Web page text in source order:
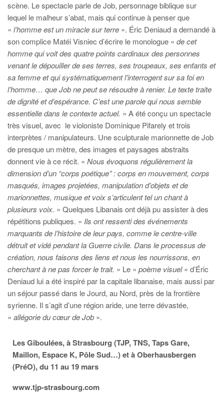
scène. Le spectacle parle de Job, personnage biblique sur
lequel le malheur s’abat, mais qui continue à penser que
« l’homme est un miracle sur terre ». Éric Deniaud a demandé à
son complice Matéi Visniec d’écrire le monologue « de cet
homme qui voit des quatre points cardinaux des personnes
venant le dépouiller de ses terres, ses troupeaux, ses enfants et
sa femme et qui systématiquement l’interrogent sur sa foi en
l’homme… que Job ne peut se résoudre à renier. Le texte traite
de dignité et d’espérance. C’est une parole qui nous semble
essentielle dans le contexte actuel. » A été conçu un spectacle
très visuel, avec le violoniste Dominique Pifarely et trois
interprètes / manipulateurs. Une sculpturale marionnette de Job
de presque un mètre, des images et paysages abstraits
donnent vie à ce récit. « Nous évoquons régulièrement la
dimension d’un “corps poétique” : corps en mouvement, corps
masqués, images projetées, manipulation d’objets et de
marionnettes, musique et voix s’articulent tel un chant à
plusieurs voix. » Quelques Libanais ont déjà pu assister à des
répétitions publiques. « Ils ont ressenti des événements
marquants de l’histoire de leur pays, comme le centre-ville
détruit et vidé pendant la Guerre civile. Dans le processus de
création, nous faisons des liens et nous les nourrissons, en
cherchant à ne pas forcer le trait. » Le « poème visuel» d’Éric
Deniaud lui a été inspiré par la capitale libanaise, mais aussi par
un séjour passé dans le Jourd, au Nord, près de la frontière
syrienne. Il s’agit d’une région aride, une terre dévastée,
« allégorie du cœur de Job ».
Les Giboulées, à Strasbourg (TJP, TNS, Taps Gare,
Maillon, Espace K, Pôle Sud…) et à Oberhausbergen
(PréO), du 11 au 19 mars
www.tjp-strasbourg.com